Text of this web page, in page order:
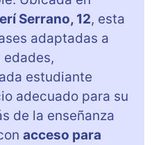
Serrano, 12, esta
adaptadas a
estudiante
adecuado para su
de la enseñanza
acceso para